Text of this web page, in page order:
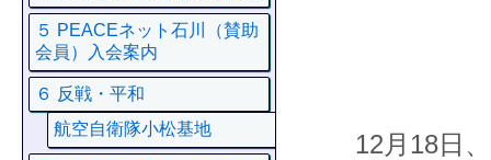
12月18日
５ PEACEネット石川（賛助
会員）入会案内
６ 反戦・平和
航空自衛隊小松基地